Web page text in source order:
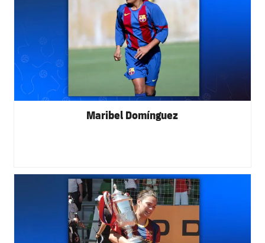
Maribel Domínguez
FC Barcelona club badge